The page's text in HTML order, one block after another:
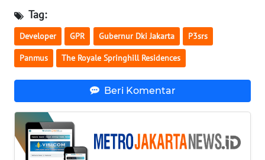
Tag:
Developer GPR Gubernur Dki Jakarta P3srs
Panmus The Royale Springhill Residences
Beri Komentar
WN
PADANG
LAWAS
WN
SUMEDANG
WN
CIANJUR
WN